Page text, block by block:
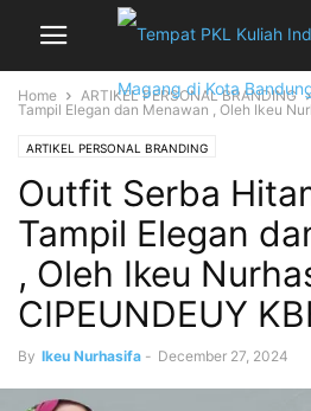
Home ARTIKEL PERSONAL BRANDING
Tampil Elegan dan Menawan , Oleh Ikeu
ARTIKEL PERSONAL BRANDING
Outfit Serba
Tampil Elegan
, Oleh Ikeu
CIPEUNDEUY
By Ikeu Nurhasifa - December 27, 2024